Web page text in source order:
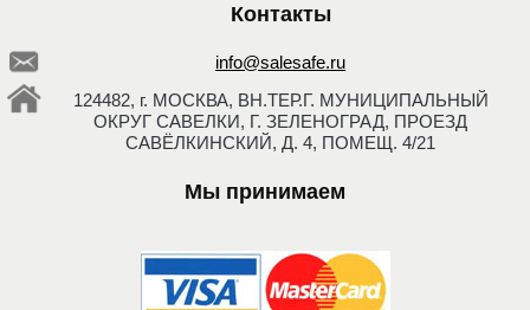
Контакты
info@salesafe.ru
124482, г. МОСКВА, ВН.ТЕР.Г. МУНИЦИПАЛЬНЫЙ
ОКРУГ САВЕЛКИ, Г. ЗЕЛЕНОГРАД, ПРОЕЗД
САВЁЛКИНСКИЙ, Д. 4, ПОМЕЩ. 4/21
Мы принимаем